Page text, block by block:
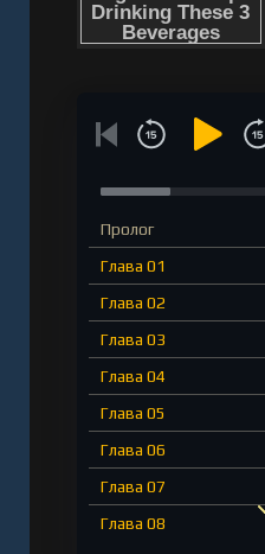
Пролог
Глава 01
Глава 02
Глава 03
Глава 04
Глава 05
Глава 06
Глава 07
Глава 08